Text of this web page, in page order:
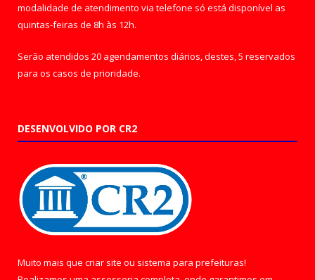
modalidade de atendimento via telefone só está disponível as
quintas-feiras de 8h às 12h.
Serão atendidos 20 agendamentos diários, destes, 5 reservados
para os casos de prioridade.
DESENVOLVIDO POR CR2
Muito mais que criar site ou sistema para prefeituras!